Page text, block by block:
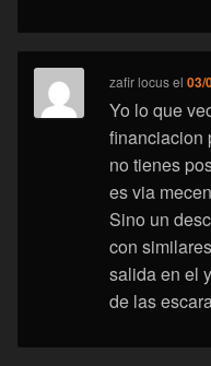
zafir locusel03/
Yo lo que
financiacion
no tienes
es via
Sino un
con
salida en el
de las